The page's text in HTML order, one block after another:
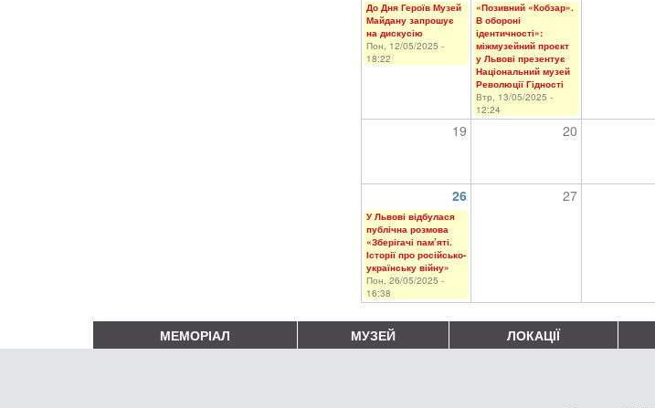
До Дня Героїв Музей
Майдану запрошує
на дискусію
Пон, 12/05/2025 -
18:22
«Позивний «Кобзар».
В обороні
ідентичності»:
міжмузейний проєкт
у Львові презентує
Національний музей
Революції Гідності
Втр, 13/05/2025 -
12:24
19 20
26 27
У Львові відбулася
публічна розмова
«Зберігачі пам’яті.
Історії про російсько-
українську війну»
Пон, 26/05/2025 -
16:38
МЕМОРІАЛ МУЗЕЙ ЛОКАЦІЇ